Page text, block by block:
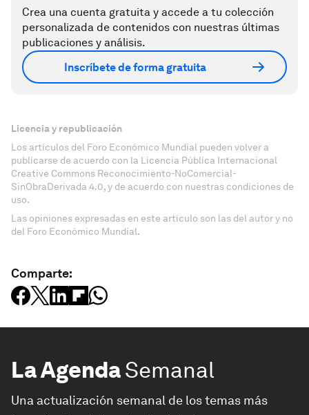
Crea una cuenta gratuita y accede a tu colección
personalizada de contenidos con nuestras últimas
publicaciones y análisis.
Inscríbete de forma gratuita
Licencia y republicación
Los artículos del Foro Económico Mundial pueden volver a
publicarse de acuerdo con la Licencia Pública Internacional
Creative Commons Reconocimiento-NoComercial-
SinObraDerivada 4.0, y de acuerdo con nuestras condiciones de
uso.
Las opiniones expresadas en este artículo son las del autor y no
del Foro Económico Mundial.
Comparte:
La AgendaSemanal
Una actualización semanal de los temas más